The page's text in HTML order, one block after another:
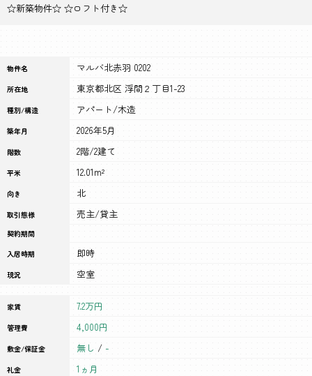
☆新築物件☆ ☆ロフト付き☆
物件名 マルバ北赤羽 0202
所在地 東京都北区 浮間２丁目1-23
種別/構造 アパート/木造
築年月 2026年5月
階数 2階/2建て
平米 12.01m²
向き 北
取引態様 売主/貸主
契約期間
入居時期
即時
現況 空室
家賃 7.2万円
管理費 4,000円
敷金/保証金 無し / -
礼金 1ヵ月